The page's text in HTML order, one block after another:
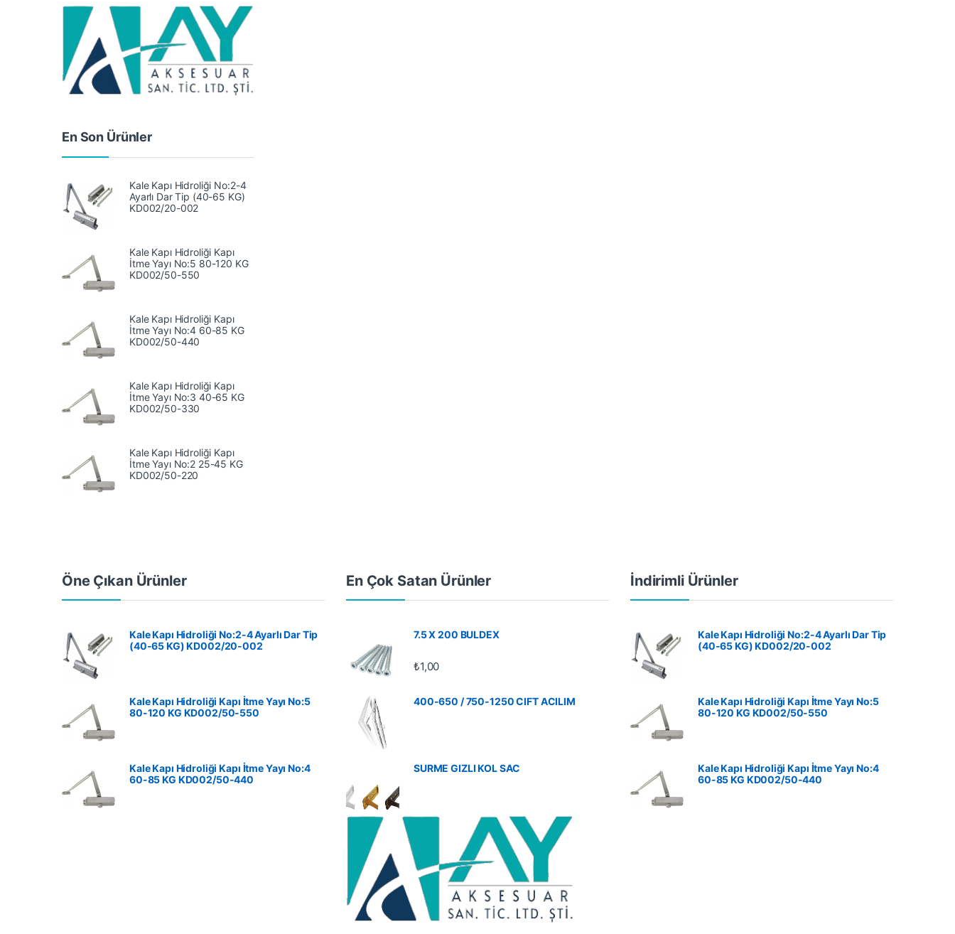
En Son Ürünler
Kale Kapı Hidroliği No:2-4
Ayarlı Dar Tip (40-65 KG)
KD002/20-002
Kale Kapı Hidroliği Kapı
İtme Yayı No:5 80-120 KG
‎KD002/50-550
Kale Kapı Hidroliği Kapı
İtme Yayı No:4 60-85 KG
‎KD002/50-440
Kale Kapı Hidroliği Kapı
İtme Yayı No:3 40-65 KG
KD002/50-330
Kale Kapı Hidroliği Kapı
İtme Yayı No:2 25-45 KG
KD002/50-220
Öne Çıkan Ürünler
Kale Kapı Hidroliği No:2-4 Ayarlı Dar Tip
(40-65 KG) KD002/20-002
Kale Kapı Hidroliği Kapı İtme Yayı No:5
80-120 KG ‎KD002/50-550
Kale Kapı Hidroliği Kapı İtme Yayı No:4
60-85 KG ‎KD002/50-440
En Çok Satan Ürünler
7.5 X 200 BULDEX
₺1,00
400-650 / 750-1250 CIFT ACILIM
SURME GIZLI KOL SAC
İndirimli Ürünler
Kale Kapı Hidroliği No:2-4 Ayarlı Dar Tip
(40-65 KG) KD002/20-002
Kale Kapı Hidroliği Kapı İtme Yayı No:5
80-120 KG ‎KD002/50-550
Kale Kapı Hidroliği Kapı İtme Yayı No:4
60-85 KG ‎KD002/50-440